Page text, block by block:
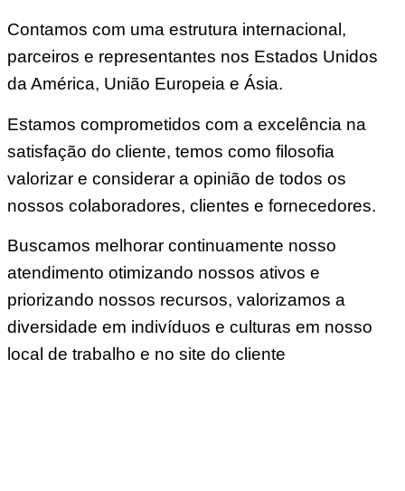
Contamos com uma estrutura internacional,
parceiros e representantes nos Estados Unidos
da América, União Europeia e Ásia.
Estamos comprometidos com a excelência na
satisfação do cliente, temos como filosofia
valorizar e considerar a opinião de todos os
nossos colaboradores, clientes e fornecedores.
Buscamos melhorar continuamente nosso
atendimento otimizando nossos ativos e
priorizando nossos recursos, valorizamos a
diversidade em indivíduos e culturas em nosso
local de trabalho e no site do cliente